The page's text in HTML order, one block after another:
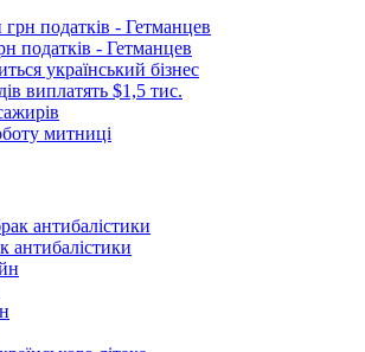
податків - Гетманцев
український бізнес
виплатять $1,5 тис.
митниці
антибалістики